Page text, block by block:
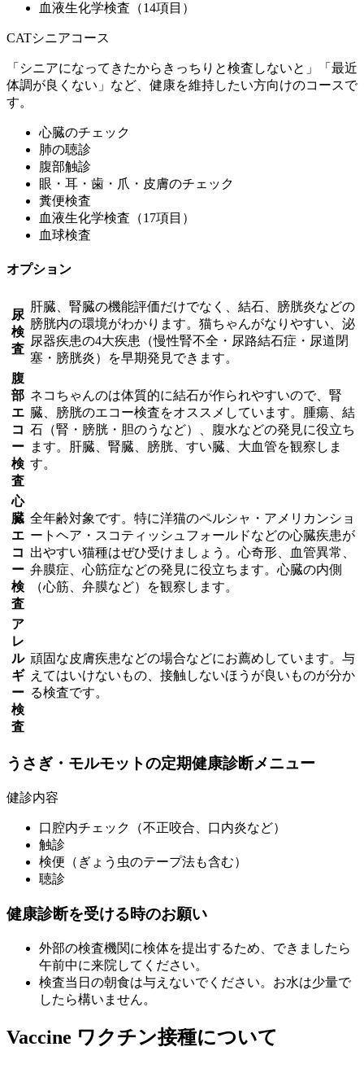
血液生化学検査（14項目）
CATシニアコース
「シニアになってきたからきっちりと検査しないと」「最近
体調が良くない」など、健康を維持したい方向けのコースで
す。
心臓のチェック
肺の聴診
腹部触診
眼・耳・歯・爪・皮膚のチェック
糞便検査
血液生化学検査（17項目）
血球検査
オプション
尿
検
査
肝臓、腎臓の機能評価だけでなく、結石、膀胱炎などの
膀胱内の環境がわかります。猫ちゃんがなりやすい、泌
尿器疾患の4大疾患（慢性腎不全・尿路結石症・尿道閉
塞・膀胱炎）を早期発見できます。
腹
部
エ
コ
ー
検
査
ネコちゃんのは体質的に結石が作られやすいので、腎
臓、膀胱のエコー検査をオススメしています。腫瘍、結
石（腎・膀胱・胆のうなど）、腹水などの発見に役立ち
ます。肝臓、腎臓、膀胱、すい臓、大血管を観察しま
す。
心
臓
エ
コ
ー
検
査
全年齢対象です。特に洋猫のペルシャ・アメリカンショ
ートヘア・スコティッシュフォールドなどの心臓疾患が
出やすい猫種はぜひ受けましょう。心奇形、血管異常、
弁膜症、心筋症などの発見に役立ちます。心臓の内側
（心筋、弁膜など）を観察します。
ア
レ
ル
ギ
ー
検
査
頑固な皮膚疾患などの場合などにお薦めしています。与
えてはいけないもの、接触しないほうが良いものが分か
る検査です。
うさぎ・モルモットの定期健康診断メニュー
健診内容
口腔内チェック（不正咬合、口内炎など）
触診
検便（ぎょう虫のテープ法も含む）
聴診
健康診断を受ける時のお願い
外部の検査機関に検体を提出するため、できましたら
午前中に来院してください。
検査当日の朝食は与えないでください。お水は少量で
したら構いません。
Vaccine ワクチン接種について